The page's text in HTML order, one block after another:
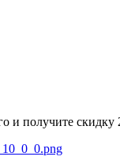
и получите